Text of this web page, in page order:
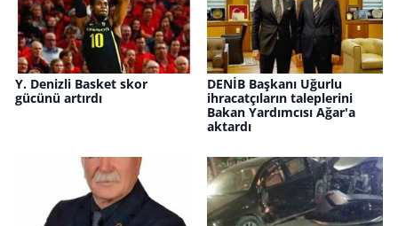
Y. Denizli Basket skor
gücünü artırdı
DENİB Başkanı Uğurlu
ihracatçıların taleplerini
Bakan Yardımcısı Ağar'a
aktardı